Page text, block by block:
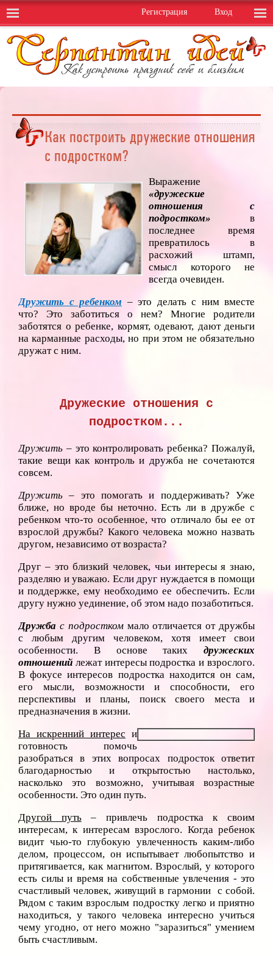
Вход
Регистрация
Как построить дружеские отношения
с подростком?
Выражение
«дружеские
отношения
с
подростком»
в
последнее время
превратилось в
расхожий штамп,
смысл которого не
всегда очевиден.
Дружить с ребенком – это делать с ним вместе
что? Это заботиться о нем? Многие родители
заботятся о ребенке, кормят, одевают, дают деньги
на карманные расходы, но при этом не обязательно
дружат с ним.
Дружеские отношения с
подростком...
Дружить –это контролировать ребенка? Пожалуй,
такие вещи как контроль и дружба не сочетаются
совсем.
Дружить– это помогать и поддерживать? Уже
ближе, но вроде бы неточно. Есть ли в дружбе с
ребенком что-то особенное, что отличало бы ее от
взрослой дружбы? Какого человека можно назвать
другом, независимо от возраста?
Друг – это близкий человек, чьи интересы я знаю,
разделяю и уважаю. Если друг нуждается в помощи
и поддержке, ему необходимо ее обеспечить. Если
другу нужно уединение, об этом надо позаботиться.
Дружба с подросткоммало отличается от дружбы
с любым другим человеком, хотя имеет свои
особенности. В основе таких дружеских
отношений лежат интересы подростка и взрослого.
В фокусе интересов подростка находится он сам,
его мысли, возможности и способности, его
перспективы и планы, поиск своего места и
предназначения в жизни.
На искренний интерес и
готовность помочь
разобраться в этих вопросах подросток ответит
благодарностью и открытостью настолько,
насколько это возможно, учитывая возрастные
особенности. Это один путь.
Другой путь– привлечь подростка к своим
интересам, к интересам взрослого. Когда ребенок
видит чью-то глубокую увлеченность каким-либо
делом, процессом, он испытывает любопытство и
притягивается, как магнитом. Взрослый, у которого
есть силы и время на собственные увлечения - это
счастливый человек, живущий в гармонии с собой.
Рядом с таким взрослым подростку легко и приятно
находиться, у такого человека интересно учиться
чему угодно, от него можно "заразиться" умением
быть счастливым.